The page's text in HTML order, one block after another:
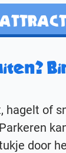
hagelt of
door